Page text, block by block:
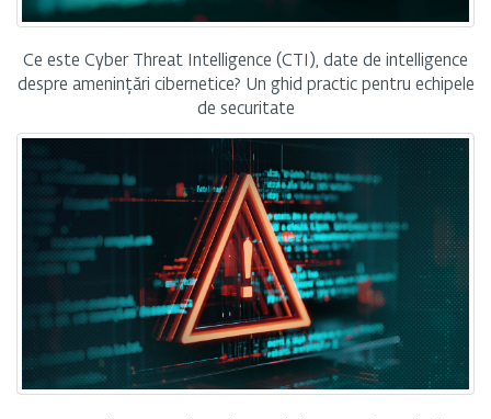
Ce este Cyber Threat Intelligence (CTI), date de intelligence
despre amenințări cibernetice? Un ghid practic pentru echipele
de securitate